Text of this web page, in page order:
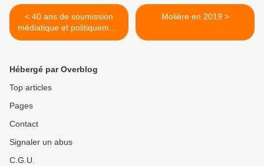
< 40 ans de soumission
médiatique et politiquement
correct
Molière en 2019 >
Hébergé par Overblog
Top articles
Pages
Contact
Signaler un abus
C.G.U.